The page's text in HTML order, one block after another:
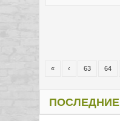
« ‹ 63 64